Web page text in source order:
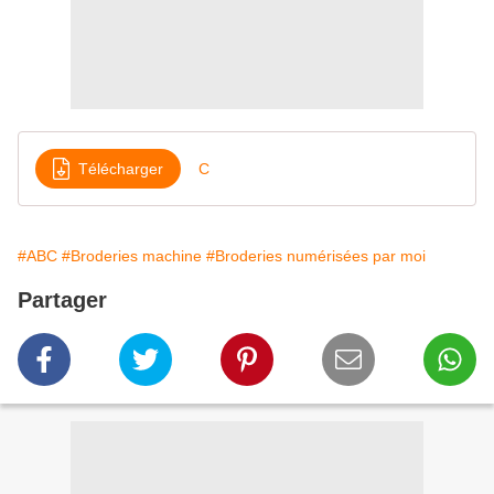
Télécharger C
#ABC #Broderies machine #Broderies numérisées par moi
Partager